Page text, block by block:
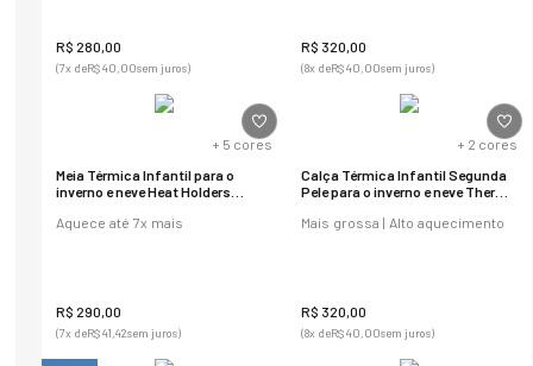
R$ 280 00
(7x deR$40,00sem juros)
R$ 320 00
(8x deR$40,00sem juros)
+ 5 cores
Meia Térmica Infantil para o
inverno e neve Heat Holders
Aquece até 7x mais
R$ 290 00
(7x deR$41,42sem juros)
+ 2 cores
Calça Térmica Infantil Segunda
Pele para o inverno e neve Thermo
Mais grossa | Alto aquecimento
R$ 320 00
(8x deR$40,00sem juros)